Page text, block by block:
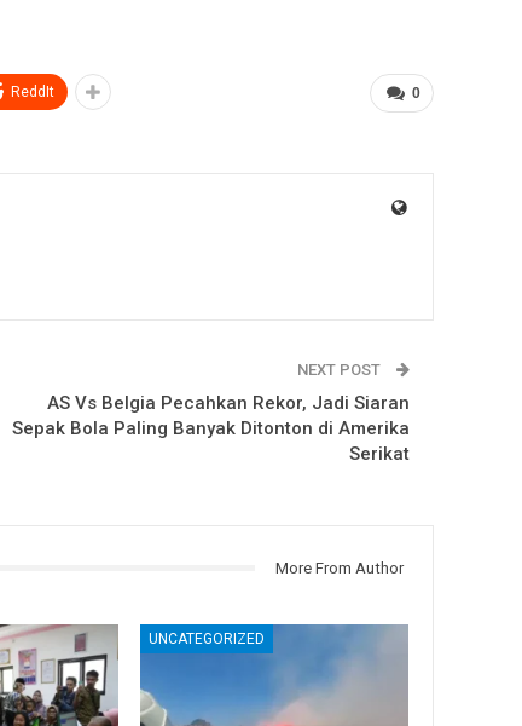
0
ReddIt
NEXT POST
AS Vs Belgia Pecahkan Rekor, Jadi Siaran
Sepak Bola Paling Banyak Ditonton di Amerika
Serikat
More From Author
UNCATEGORIZED